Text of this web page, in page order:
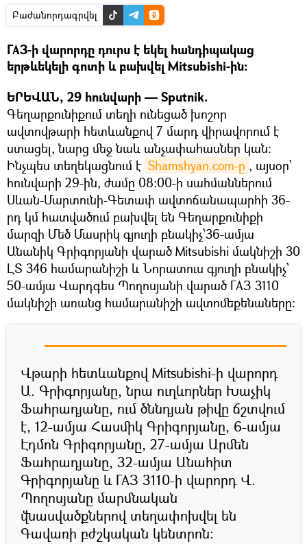
Բաժանորդագրվել
ГАЗ-ի վարորդը դուրս է եկել հանդիպակաց
երթևեկելի գոտի և բախվել Mitsubishi-ին։
ԵՐԵՎԱՆ, 29 հունվարի — Sputnik.
Գեղարքունիքում տեղի ունեցած խոշոր
ավտովթարի հետևանքով 7 մարդ վիրավորում է
ստացել, նարց մեջ նաև անչափահասներ կան։
Ինչպես տեղեկացնում է Shamshyan.com-ը , այսօր՝
հունվարի 29-ին, ժամը 08։00-ի սահմաններում
Սևան-Մարտունի-Գետափ ավտոճանապարհի 36-
րդ կմ հատվածում բախվել են Գեղարքունիքի
մարզի Մեծ Մասրիկ գյուղի բնակիչ՝36-ամյա
Անանիկ Գրիգորյանի վարած Mitsubishi մակնիշի 30
ԼՏ 346 համարանիշի և Նորատուս գյուղի բնակիչ՝
50-ամյա Վարդգես Պողոսյանի վարած ГАЗ 3110
մակնիշի առանց համարանիշի ավտոմեքենաները։
Վթարի հետևանքով Mitsubishi-ի վարորդ
Ա. Գրիգորյանը, նրա ուղևորներ Խաչիկ
Ֆահրադյանը, ում ծննդյան թիվը ճշտվում
է, 12-ամյա Հասմիկ Գրիգորյանը, 6-ամյա
Էդմոն Գրիգորյանը, 27-ամյա Արմեն
Ֆահրադյանը, 32-ամյա Անահիտ
Գրիգորյանը և ГАЗ 3110-ի վարորդ Վ.
Պողոսյանը մարմնական
վնասվածքներով տեղափոխվել են
Գավառի բժշկական կենտրոն։